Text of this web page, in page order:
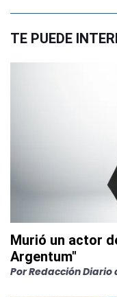
TE PUEDE
Murió un actor
Argentum"
PorRedacción Diario